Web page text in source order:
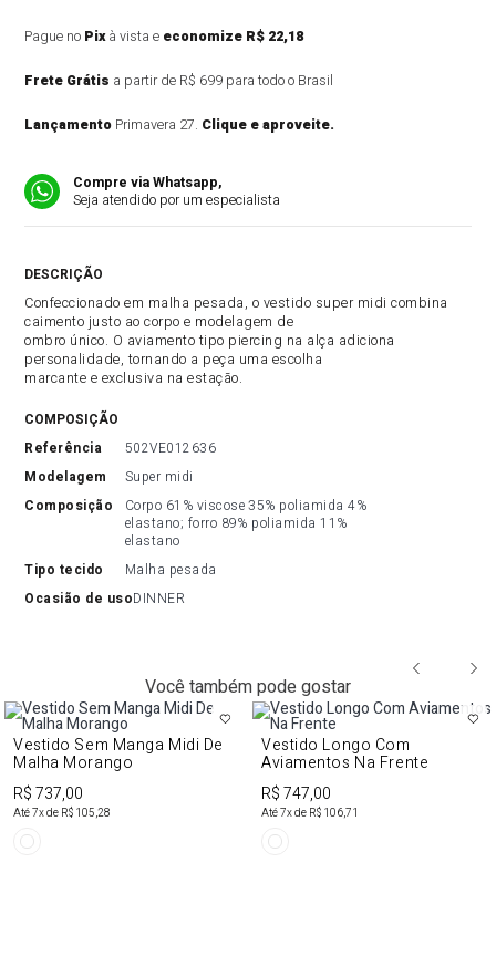
Pague no Pixà vista e economize R$ 22,18
Frete Grátis a partir de R$ 699 para todo o Brasil
Lançamento Primavera 27. Clique e aproveite.
Compre via Whatsapp,
Seja atendido por um especialista
Confeccionado em malha pesada, o vestido super midi combina
caimento justo ao corpo e modelagem de
ombro único. O aviamento tipo piercing na alça adiciona
personalidade, tornando a peça uma escolha
marcante e exclusiva na estação.
COMPOSIÇÃO
referência
502VE012636
modelagem
Super midi
composição
Corpo 61% viscose 35% poliamida 4%
elastano; forro 89% poliamida 11%
elastano
tipo tecido
Malha pesada
ocasião de usoDINNER
Você também pode gostar
Vestido Sem Manga Midi De
Malha Morango
R$ 737,00
Até7x de R$ 105,28
Vestido Longo Com
Aviamentos Na Frente
R$ 747,00
Até7x de R$ 106,71